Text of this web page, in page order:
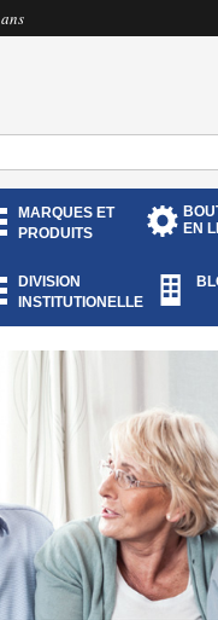
MARQUES ET
PRODUITS
EN
DIVISION
INSTITUTIONELLE